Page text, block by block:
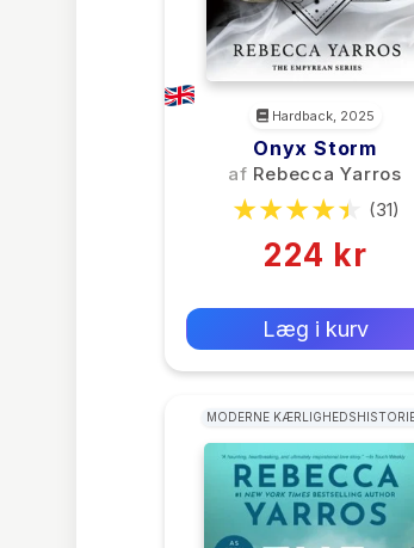
Hardback, 2025
Onyx Storm
af Rebecca Yarros
(31)
224 kr
Læg i kurv
MODERNE